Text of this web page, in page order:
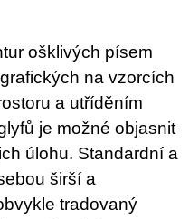
ošklivých písem
na vzorcích
a utříděním
je možné objasnit
úlohu. Standardní a
širší a
tradovaný